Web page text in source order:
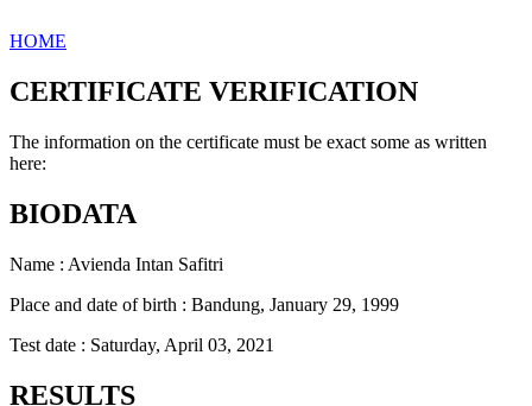
HOME
CERTIFICATE VERIFICATION
The information on the certificate must be exact some as written
here:
BIODATA
Name : Avienda Intan Safitri
Place and date of birth : Bandung, January 29, 1999
Test date : Saturday, April 03, 2021
RESULTS